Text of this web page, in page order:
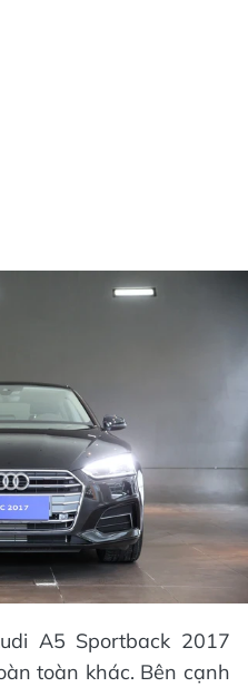
A5 Sportback 2017
toàn khác. Bên cạnh